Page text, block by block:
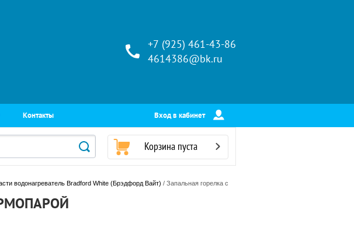
+7 (925) 461-43-86
4614386@bk.ru
Контакты Вход в кабинет
Корзина пуста
водонагреватель Bradford White (Брэдфорд Вайт) / Запальная горелка с